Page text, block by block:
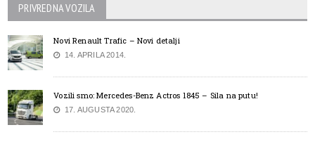
PRIVREDNA VOZILA
Novi Renault Trafic – Novi detalji
14. APRILA 2014.
Vozili smo: Mercedes-Benz Actros 1845 – Sila na putu!
17. AUGUSTA 2020.